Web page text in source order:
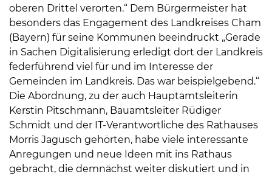
oberen Drittel verorten.“ Dem Bürgermeister hat
besonders das Engagement des Landkreises Cham
(Bayern) für seine Kommunen beeindruckt „Gerade
in Sachen Digitalisierung erledigt dort der Landkreis
federführend viel für und im Interesse der
Gemeinden im Landkreis. Das war beispielgebend.“
Die Abordnung, zu der auch Hauptamtsleiterin
Kerstin Pitschmann, Bauamtsleiter Rüdiger
Schmidt und der IT-Verantwortliche des Rathauses
Morris Jagusch gehörten, habe viele interessante
Anregungen und neue Ideen mit ins Rathaus
gebracht, die demnächst weiter diskutiert und in